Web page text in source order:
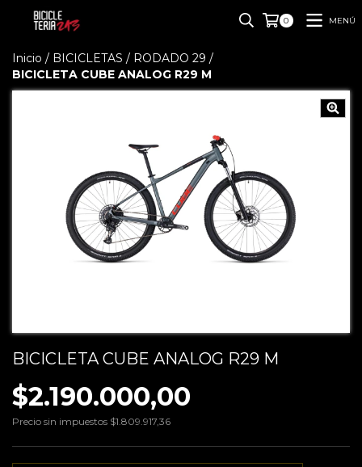
0 MENÚ
Inicio / BICICLETAS / RODADO 29 /
BICICLETA CUBE ANALOG R29 M
BICICLETA CUBE ANALOG R29 M
$2.190.000,00
Precio sin impuestos $1.809.917,36